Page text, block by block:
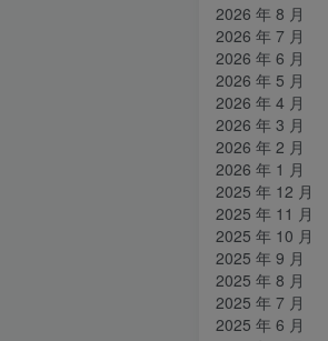
2026 年 8 月
2026 年 7 月
2026 年 6 月
2026 年 5 月
2026 年 4 月
2026 年 3 月
2026 年 2 月
2026 年 1 月
2025 年 12 月
2025 年 11 月
2025 年 10 月
2025 年 9 月
2025 年 8 月
2025 年 7 月
2025 年 6 月